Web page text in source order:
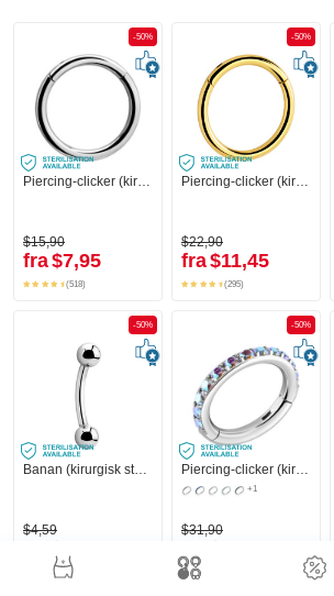
-50%
Piercing-clicker (kirurgisk stål, sølv, skinnende finish)
$15,90
fra$7,95
(518)
-50%
Piercing-clicker (kirurgisk stål, gull, skinnende finish)
$22,90
fra$11,45
(295)
-50%
$4,59
$2,30
(100)
-50%
Piercing-clicker (kirurgisk stål, sølv, skinnende finish) med krystallsteiner
+1
$31,90
$15,95